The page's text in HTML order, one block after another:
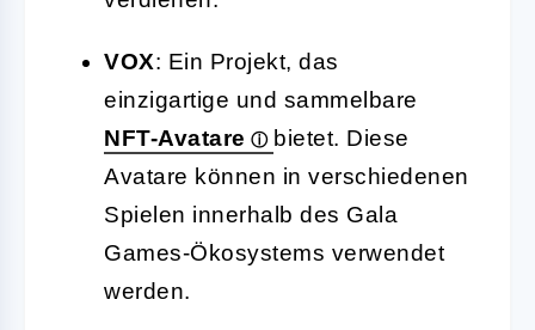
VOX: Ein Projekt, das
einzigartige und sammelbare
NFT-Avatare
bietet. Diese
Avatare können in verschiedenen
Spielen innerhalb des Gala
Games-Ökosystems verwendet
werden.